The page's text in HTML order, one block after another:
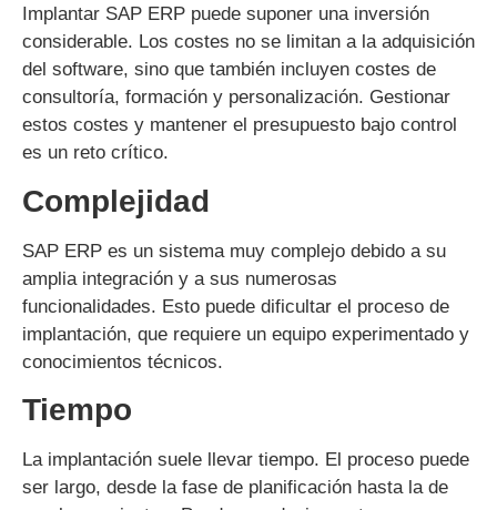
Implantar SAP ERP puede suponer una inversión
considerable. Los costes no se limitan a la adquisición
del software, sino que también incluyen costes de
consultoría, formación y personalización. Gestionar
estos costes y mantener el presupuesto bajo control
es un reto crítico.
Complejidad
SAP ERP es un sistema muy complejo debido a su
amplia integración y a sus numerosas
funcionalidades. Esto puede dificultar el proceso de
implantación, que requiere un equipo experimentado y
conocimientos técnicos.
Tiempo
La implantación suele llevar tiempo. El proceso puede
ser largo, desde la fase de planificación hasta la de